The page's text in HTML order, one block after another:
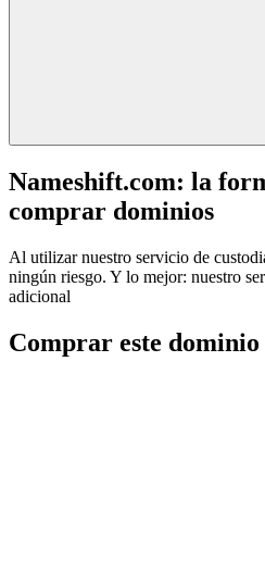
Nameshift.com: la
comprar dominios
Al utilizar nuestro servicio de
ningún riesgo. Y lo mejor: nuestro
adicional
Comprar este dominio